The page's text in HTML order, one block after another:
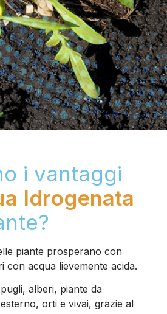
i vantaggi
Idrogenata
piante prosperano con
con acqua lievemente acida.
alberi, piante da
orti e vivai, grazie al